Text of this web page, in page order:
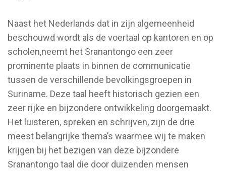
Naast het Nederlands dat in zijn algemeenheid
beschouwd wordt als de voertaal op kantoren en op
scholen,neemt het Sranantongo een zeer
prominente plaats in binnen de communicatie
tussen de verschillende bevolkingsgroepen in
Suriname. Deze taal heeft historisch gezien een
zeer rijke en bijzondere ontwikkeling doorgemaakt.
Het luisteren, spreken en schrijven, zijn de drie
meest belangrijke thema’s waarmee wij te maken
krijgen bij het bezigen van deze bijzondere
Sranantongo taal die door duizenden mensen